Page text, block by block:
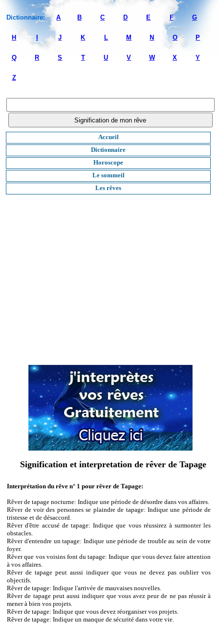
Dictionnaire: A B C D E F G
H J K L M N O P
Q R S T U V W X Y
Z
Accueil
Dictionnaire
Horoscope
Le sommeil
Les rêves
Signification et interpretation de rêver de Tapage
Interprétation du rêve n° 1 pour rêver de Tapage:
Rêver de tapage nocturne: Indique une période de désordre dans vos affaires.
Rêver de voir des personnes se plaindre de tapage: Indique une période de
tristesse et de désaccord.
Rêver d'être accusé de tapage: Indique que vous réussirez à surmonter les
obstacles.
Rêver d'entendre un tapage: Indique une période de trouble au sein de votre
foyer.
Rêver que vos voisins font du tapage: Indique que vous devez faire attention
à vos affaires.
Rêver de tapage peut aussi indiquer que vous ne devez pas oublier vos
objectifs.
Rêver de tapage: Indique l'arrivée de mauvaises nouvelles.
Rêver de tapage peut aussi indiquer que vous avez peur de ne pas réussir à
mener à bien vos projets.
Rêver de tapage: Indique que vous devez réorganiser vos projets.
Rêver de tapage: Indique un manque de sécurité dans votre vie.